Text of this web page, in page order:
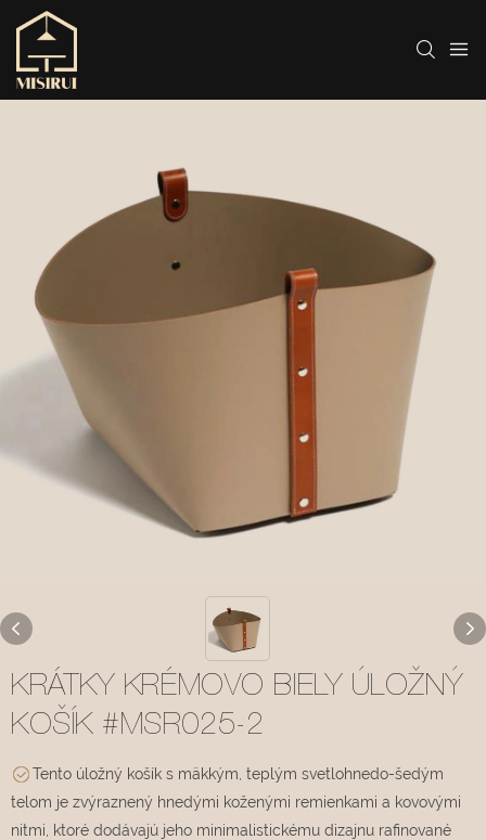
KRÁTKY KRÉMOVO BIELY ÚLOŽNÝ
KOŠÍK #MSR025-2
Tento úložný košík s mäkkým, teplým svetlohnedo-šedým
telom je zvýraznený hnedými koženými remienkami a kovovými
nitmi, ktoré dodávajú jeho minimalistickému dizajnu rafinované